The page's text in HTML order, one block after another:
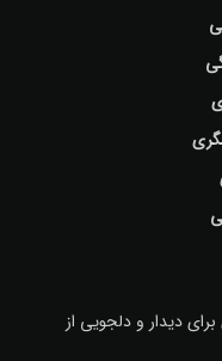
دیدار و دلجویی از